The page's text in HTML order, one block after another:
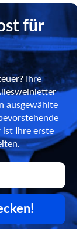
für
Ihre
ausgewählte
ist Ihre erste